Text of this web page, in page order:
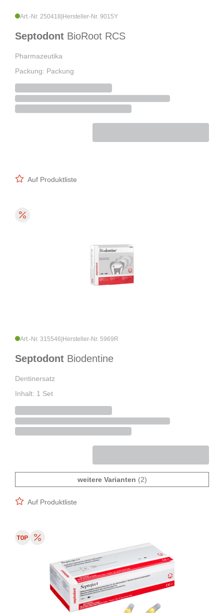
Art.-Nr. 250418 Hersteller-Nr. 9015Y
Septodont BioRoot RCS
Pharmazeutika
Packung: Packung
Auf Produktliste
Art.-Nr. 315546 Hersteller-Nr. 5969R
Septodont Biodentine
Dentinersatz
Inhalt: 1 Set
weitere Varianten (2)
Auf Produktliste